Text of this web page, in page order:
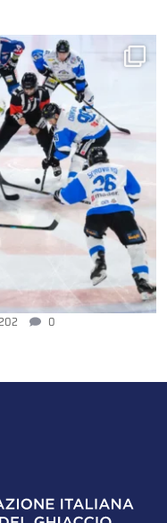
154 1